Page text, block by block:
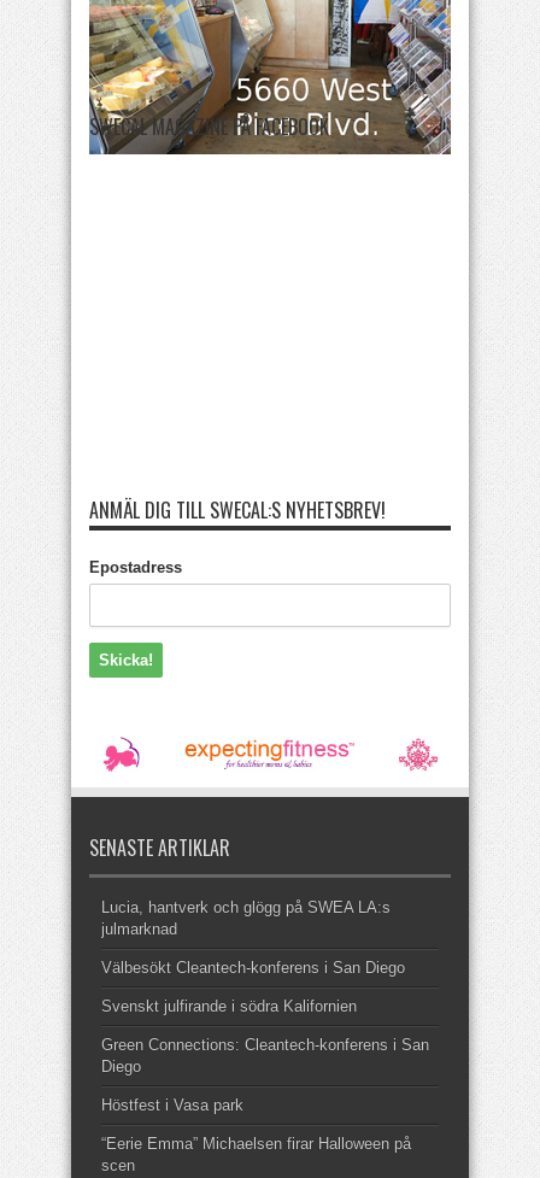
SWECAL MAGAZINE PÅ FACEBOOK
ANMÄL DIG TILL SWECAL:S NYHETSBREV!
Epostadress
SENASTE ARTIKLAR
Lucia, hantverk och glögg på SWEA LA:s
julmarknad
Välbesökt Cleantech-konferens i San Diego
Svenskt julfirande i södra Kalifornien
Green Connections: Cleantech-konferens i San
Diego
Höstfest i Vasa park
“Eerie Emma” Michaelsen firar Halloween på
scen